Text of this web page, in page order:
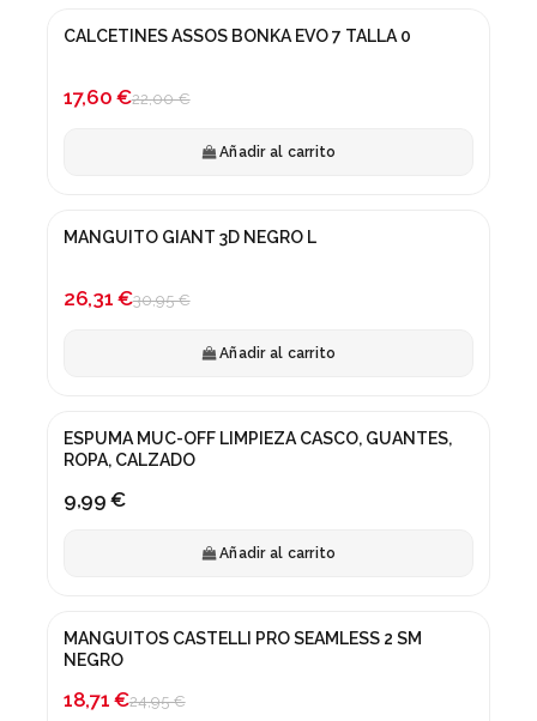
¡En oferta!
CALCETINES ASSOS BONKA EVO 7 TALLA 0
17,60 €22,00 €
Añadir al carrito
¡En oferta!
MANGUITO GIANT 3D NEGRO L
26,31 €30,95 €
Añadir al carrito
ESPUMA MUC-OFF LIMPIEZA CASCO, GUANTES,
ROPA, CALZADO
9,99 €
Añadir al carrito
¡En oferta!
MANGUITOS CASTELLI PRO SEAMLESS 2 SM
NEGRO
18,71 €24,95 €